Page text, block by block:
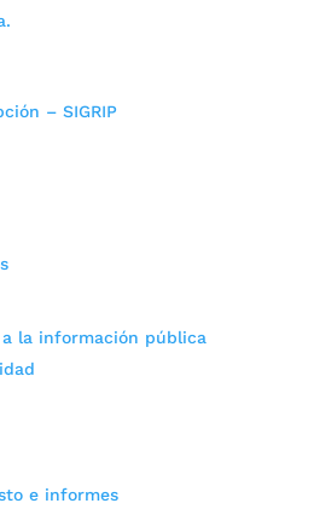
– SIGRIP
la información pública
e informes
son parte de la promoción
Medio y la Secretaría
Fotografía suministrada
se han
el programa